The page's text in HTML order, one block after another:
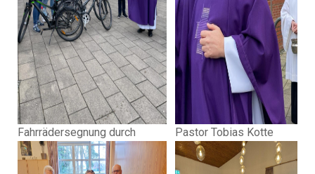
Fahrrädersegnung durch Pastor Tobias Kotte